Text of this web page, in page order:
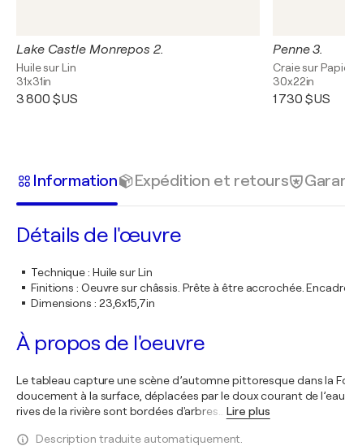
Lake Castle Monrepos 2.
Huile sur Lin
31x31in
3 800 $US
Penne 3.
Craie sur
30x22in
1 730 $US
Information Expédition et retours
Détails de l'œuvre
Technique: Huile sur Lin
Finitions : Oeuvre sur châssis. Prête à être accrochée.
Dimensions : 23,6x15,7in
À propos de l'oeuvre
Le tableau capture une scène d’automne pittoresque dans la
doucement à la surface, déplacées par le doux courant de
rives de la rivière sont bordées d'arbres
Lire plus
Description traduite automatiquement.